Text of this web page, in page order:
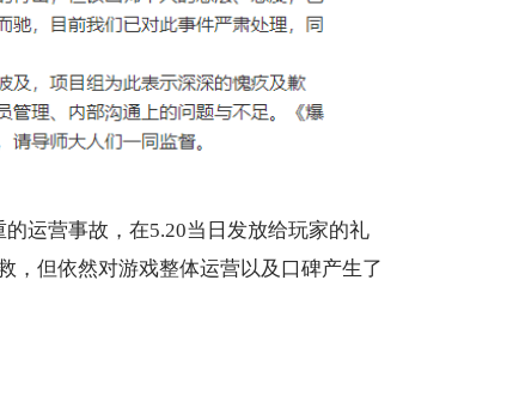
运营事故，在5.20当日发放给玩家的礼
，但依然对游戏整体运营以及口碑产生了